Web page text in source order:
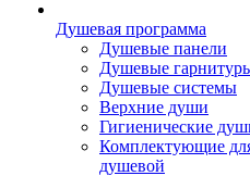
Душевая программа
Душевые панели
Душевые
Душевые системы
Верхние души
Гигиенические
Комплектующие
душевой